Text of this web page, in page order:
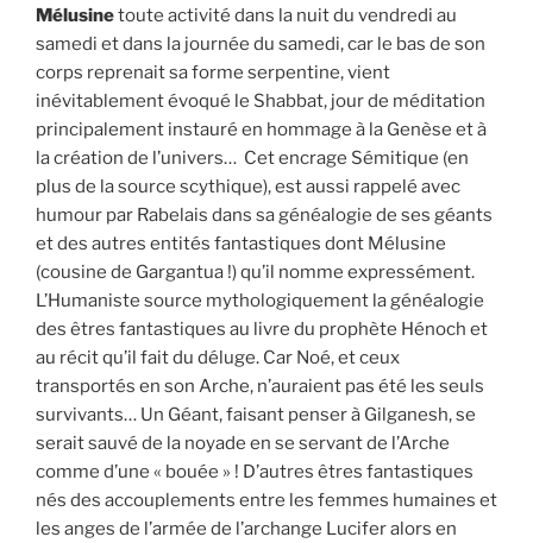
Mélusinetoute activité dans la nuit du vendredi au
samedi et dans la journée du samedi, car le bas de son
corps reprenait sa forme serpentine, vient
inévitablement évoqué le Shabbat, jour de méditation
principalement instauré en hommage à la Genèse et à
la création de l’univers… Cet encrage Sémitique (en
plus de la source scythique), est aussi rappelé avec
humour par Rabelais dans sa généalogie de ses géants
et des autres entités fantastiques dont Mélusine
(cousine de Gargantua !) qu’il nomme expressément.
L’Humaniste source mythologiquement la généalogie
des êtres fantastiques au livre du prophète Hénoch et
au récit qu’il fait du déluge. Car Noé, et ceux
transportés en son Arche, n’auraient pas été les seuls
survivants… Un Géant, faisant penser à Gilganesh, se
serait sauvé de la noyade en se servant de l’Arche
comme d’une « bouée » ! D’autres êtres fantastiques
nés des accouplements entre les femmes humaines et
les anges de l’armée de l’archange Lucifer alors en